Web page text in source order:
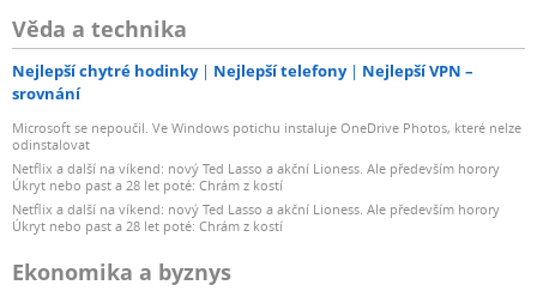
Věda a technika
Nejlepší chytré hodinky Nejlepší telefony
Nejlepší VPN –
srovnání
Microsoft se nepoučil. Ve Windows potichu instaluje OneDrive Photos, které nelze
odinstalovat
Netflix a další na víkend: nový Ted Lasso a akční Lioness. Ale především horory
Úkryt nebo past a 28 let poté: Chrám z kostí
Netflix a další na víkend: nový Ted Lasso a akční Lioness. Ale především horory
Úkryt nebo past a 28 let poté: Chrám z kostí
Ekonomika a byznys